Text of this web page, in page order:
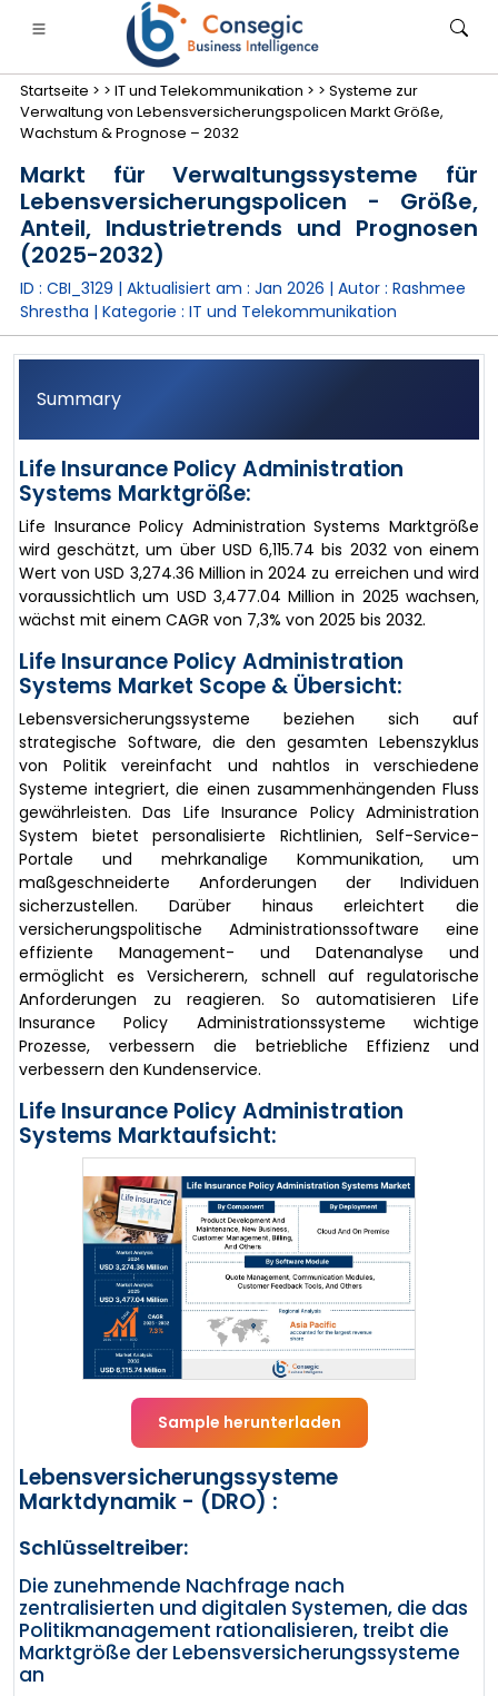
Finanzdienstleistungen und Versicherungen
• Konsumgüter• Energie und Strom
•
• Fallstudien
Startseite > > IT und Telekommunikation > > Systeme zur
Verwaltung von Lebensversicherungspolicen Markt Größe,
Wachstum & Prognose – 2032
Markt für Verwaltungssysteme für
Lebensversicherungspolicen - Größe,
Anteil, Industrietrends und Prognosen
(2025-2032)
ID : CBI_3129 | Aktualisiert am : Jan 2026 | Autor : Rashmee
Shrestha | Kategorie : IT und Telekommunikation
Summary
Life Insurance Policy Administration
Systems Marktgröße:
Life Insurance Policy Administration Systems Marktgröße
wird geschätzt, um über USD 6,115.74 bis 2032 von einem
Wert von USD 3,274.36 Million in 2024 zu erreichen und wird
voraussichtlich um USD 3,477.04 Million in 2025 wachsen,
wächst mit einem CAGR von 7,3% von 2025 bis 2032.
Life Insurance Policy Administration
Systems Market Scope & Übersicht:
Lebensversicherungssysteme beziehen sich auf
strategische Software, die den gesamten Lebenszyklus
von Politik vereinfacht und nahtlos in verschiedene
Systeme integriert, die einen zusammenhängenden Fluss
gewährleisten. Das Life Insurance Policy Administration
System bietet personalisierte Richtlinien, Self-Service-
Portale und mehrkanalige Kommunikation, um
maßgeschneiderte Anforderungen der Individuen
sicherzustellen. Darüber hinaus erleichtert die
versicherungspolitische Administrationssoftware eine
effiziente Management- und Datenanalyse und
ermöglicht es Versicherern, schnell auf regulatorische
Anforderungen zu reagieren. So automatisieren Life
Insurance Policy Administrationssysteme wichtige
Prozesse, verbessern die betriebliche Effizienz und
verbessern den Kundenservice.
Life Insurance Policy Administration
Systems Marktaufsicht:
Sample herunterladen
Lebensversicherungssysteme
Marktdynamik - (DRO) :
Schlüsseltreiber:
Die zunehmende Nachfrage nach
zentralisierten und digitalen Systemen, die das
Politikmanagement rationalisieren, treibt die
Marktgröße der Lebensversicherungssysteme
an